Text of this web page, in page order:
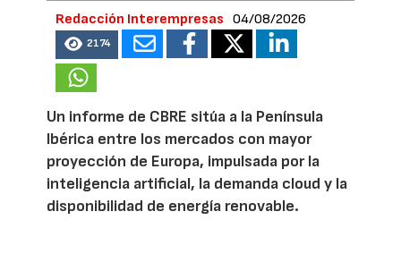
Redacción Interempresas 04/08/2026
2174
Un informe de CBRE sitúa a la Península
Ibérica entre los mercados con mayor
proyección de Europa, impulsada por la
inteligencia artificial, la demanda cloud y la
disponibilidad de energía renovable.